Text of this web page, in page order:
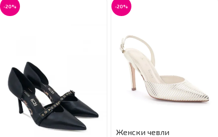
-20% -20%
Женски чевли